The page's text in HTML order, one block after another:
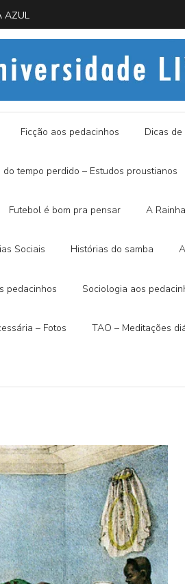
AZUL
Ficção aos pedacinhos Dicas
do tempo perdido – Estudos proustianos
Futebol é bom pra pensar A
Sociais Histórias do samba
pedacinhos Sociologia aos
– Fotos TAO – Meditações